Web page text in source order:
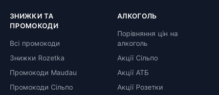
ЗНИЖКИ ТА
ПРОМОКОДИ
Всі промокоди
Знижки Rozetka
Промокоди Maudau
Промокоди Сільпо
АЛКОГОЛЬ
Порівняння цін на
алкоголь
Акції Сільпо
Акції АТБ
Акції Розетки